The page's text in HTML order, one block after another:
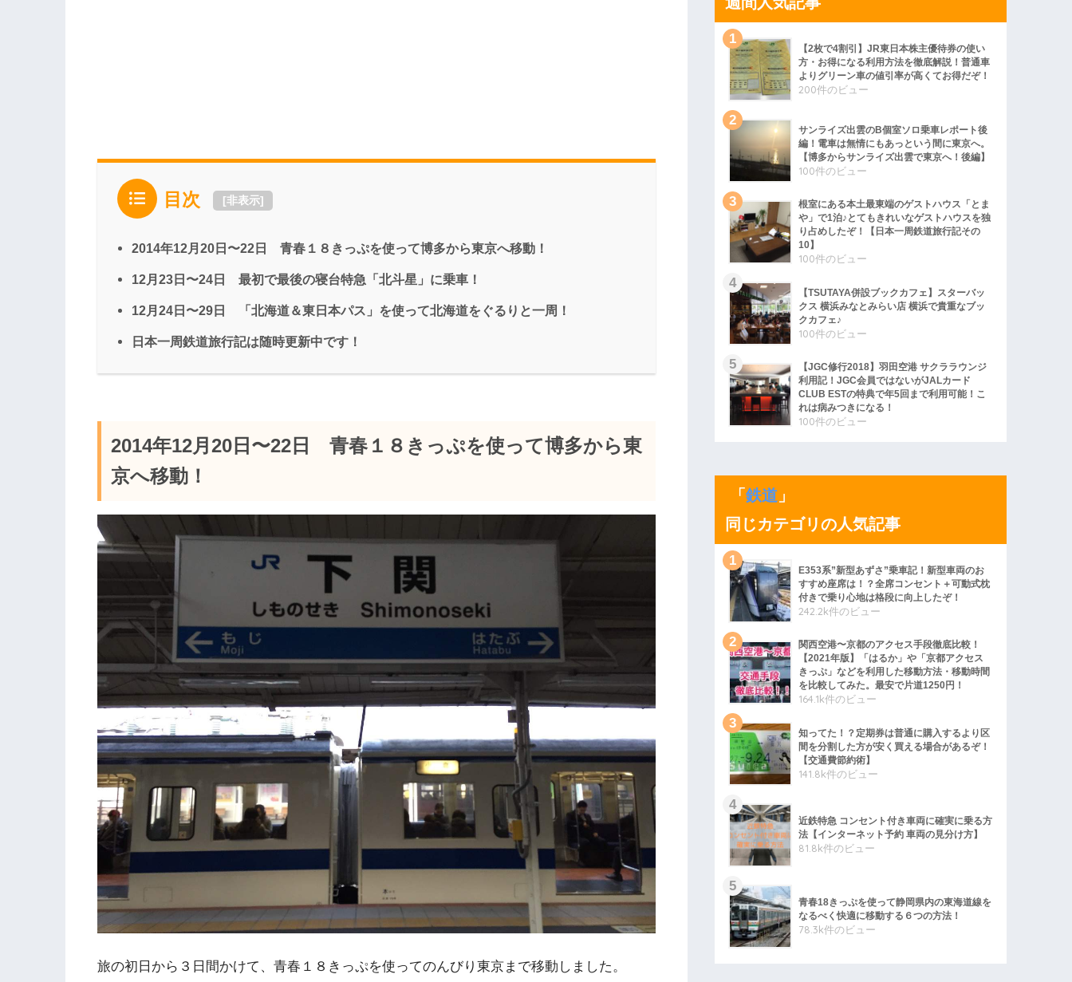
目次 [非表示]
2014年12月20日〜22日 青春１８きっぷを使って博多から東京へ移動！
12月23日〜24日 最初で最後の寝台特急「北斗星」に乗車！
12月24日〜29日 「北海道＆東日本パス」を使って北海道をぐるりと一周！
日本一周鉄道旅行記は随時更新中です！
2014年12月20日〜22日 青春１８きっぷを使って博多から東
京へ移動！
旅の初日から３日間かけて、青春１８きっぷを使ってのんびり東京まで移動しました。
【2枚で4割引】JR東日本株主優待券の使い
方・お得になる利用方法を徹底解説！普通車
よりグリーン車の値引率が高くてお得だぞ！
200件のビュー
サンライズ出雲のB個室ソロ乗車レポート後
編！電車は無情にもあっという間に東京へ。
【博多からサンライズ出雲で東京へ！後編】
100件のビュー
根室にある本土最東端のゲストハウス「とま
や」で1泊♪とてもきれいなゲストハウスを独
り占めしたぞ！【日本一周鉄道旅行記その
10】
100件のビュー
【TSUTAYA併設ブックカフェ】スターバッ
クス 横浜みなとみらい店 横浜で貴重なブッ
クカフェ♪
100件のビュー
【JGC修行2018】羽田空港 サクララウンジ
利用記！JGC会員ではないがJALカード
CLUB ESTの特典で年5回まで利用可能！こ
れは病みつきになる！
100件のビュー
「鉄道」
同じカテゴリの人気記事
E353系”新型あずさ”乗車記！新型車両のお
すすめ座席は！？全席コンセント＋可動式枕
付きで乗り心地は格段に向上したぞ！
242.2k件のビュー
関西空港〜京都のアクセス手段徹底比較！
【2021年版】「はるか」や「京都アクセス
きっぷ」などを利用した移動方法・移動時間
を比較してみた。最安で片道1250円！
164.1k件のビュー
知ってた！？定期券は普通に購入するより区
間を分割した方が安く買える場合があるぞ！
【交通費節約術】
141.8k件のビュー
近鉄特急 コンセント付き車両に確実に乗る方
法【インターネット予約 車両の見分け方】
81.8k件のビュー
青春18きっぷを使って静岡県内の東海道線を
なるべく快適に移動する６つの方法！
78.3k件のビュー